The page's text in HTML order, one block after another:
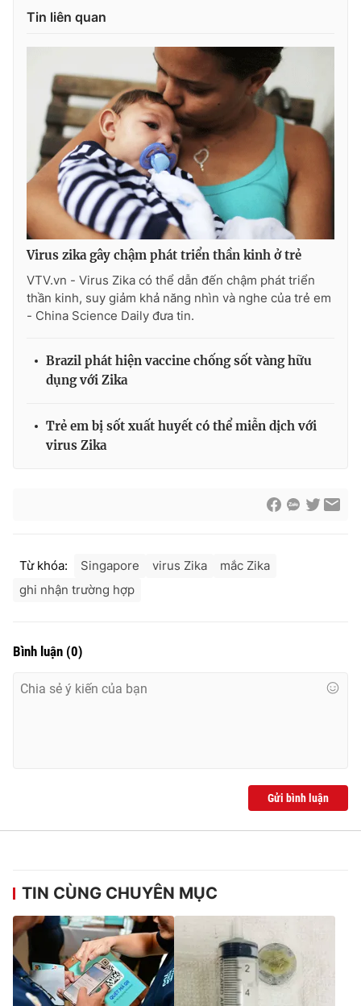
Thị trường
Tư vấn
Lịch phát sóng
Emagazine Podcast
Photo Infographic
Video Shorts video
VTV Money VTV Thể thao
VTV Sức khoẻ Bất động sản
VTV4
VTV9 VTV8
THỜI BÁO VTV
Cơ quan chủ quản:
Đài Truyền hình Việt Nam
Nguyễn Thị Mỹ Hạnh, Phạm Quốc Thắng,
Tổng đài VTV:024.38 355 931 - 024.38 355 932
Liên hệ quảng cáo: 024-7300.7108
Tin liên quan
Virus zika gây chậm phát triển thần kinh ở trẻ
VTV.vn - Virus Zika có thể dẫn đến chậm phát triển
thần kinh, suy giảm khả năng nhìn và nghe của trẻ em
- China Science Daily đưa tin.
Brazil phát hiện vaccine chống sốt vàng hữu
dụng với Zika
Trẻ em bị sốt xuất huyết có thể miễn dịch với
virus Zika
Từ khóa: Singapore virus Zika
mắc Zika
ghi nhận trường hợp
Bình luận (0)
Gửi bình luận
TIN CÙNG CHUYÊN MỤC